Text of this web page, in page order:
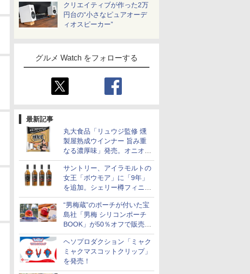
クリエイティブが作った2万
円台の“小さなピュアオーデ
ィオスピーカー”
グルメ Watch をフォローする
最新記事
丸大食品「リュウジ監修 燻
製屋熟成ウインナー 旨み重
なる濃厚味」発売。オニオン
やガーリックの食べ応え
サントリー、アイラモルトの
女王「ボウモア」に「9年」
を追加。シェリー樽フィニッ
シュの12/15/18年も通年販売
に
“男梅蔵”のポーチが付いた宝
島社「男梅 シリコンポーチ
BOOK」が50％オフで販売
中！
ヘソプロダクション「ミャク
ミャクマスコットクリップ」
を発売！